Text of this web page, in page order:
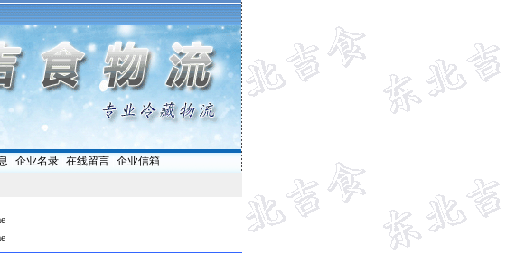
企业名录| 在线留言| 企业信箱